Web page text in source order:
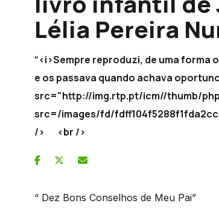
Lélia Pereira
“<i>Sempre reproduzi, de uma forma
e os passava quando achava
src="http://img.rtp.pt/icm//thumb/
src=/images/fd/
/> <br />
“ Dez Bons Conselhos de Meu Pai”